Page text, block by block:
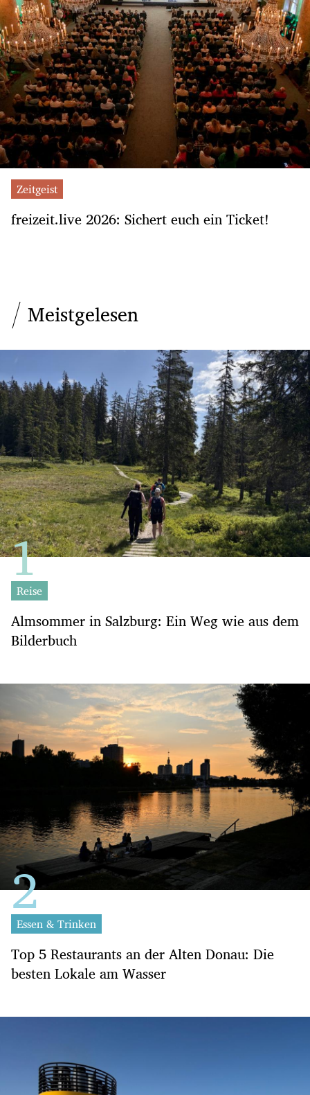
Zeitgeist
freizeit.live 2026: Sichert euch ein Ticket!
Meistgelesen
Reise
Almsommer in Salzburg: Ein Weg wie aus dem
Bilderbuch
Essen & Trinken
Top 5 Restaurants an der Alten Donau: Die
besten Lokale am Wasser